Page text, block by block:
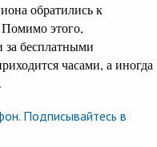
обратились к
этого,
за бесплатными
часами, а иногда
Подписывайтесь в